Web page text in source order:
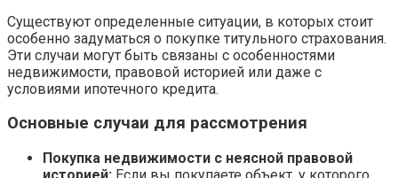
Существуют определенные ситуации, в которых стоит
особенно задуматься о покупке титульного страхования.
Эти случаи могут быть связаны с особенностями
недвижимости, правовой историей или даже с
условиями ипотечного кредита.
Основные случаи для рассмотрения
Покупка недвижимости с неясной правовой